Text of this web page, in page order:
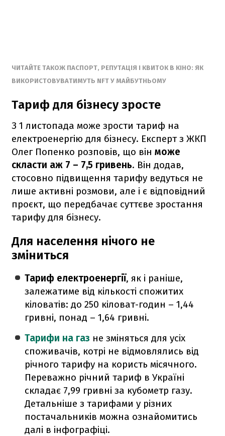
ЧИТАЙТЕ ТАКОЖ ПАСПОРТ, РЕПУТАЦІЯ І КВИТОК В КІНО: ЯК
ВИКОРИСТОВУВАТИМУТЬ NFT У МАЙБУТНЬОМУ
Тариф для бізнесу зросте
З 1 листопада може зрости тариф на
електроенергію для бізнесу. Експерт з ЖКП
Олег Попенко розповів, що він може
скласти аж 7 – 7,5 гривень. Він додав,
стосовно підвищення тарифу ведуться не
лише активні розмови, але і є відповідний
проєкт, що передбачає суттєве зростання
тарифу для бізнесу.
Для населення нічого не
зміниться
Тариф електроенергії, як і раніше,
залежатиме від кількості спожитих
кіловатів: до 250 кіловат-годин – 1,44
гривні, понад – 1,64 гривні.
Тарифи на газ не зміняться для усіх
споживачів, котрі не відмовлялись від
річного тарифу на користь місячного.
Переважно річний тариф в Україні
складає 7,99 гривні за кубометр газу.
Детальніше з тарифами у різних
постачальників можна ознайомитись
далі в інфографіці.